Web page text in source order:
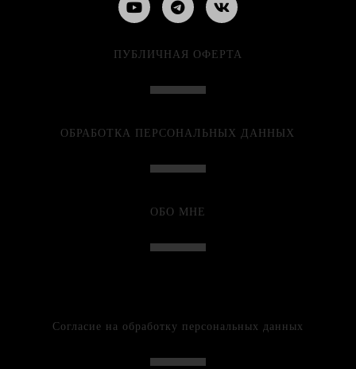
ПУБЛИЧНАЯ ОФЕРТА
ОБРАБОТКА ПЕРСОНАЛЬНЫХ ДАННЫХ
ОБО МНЕ
Согласие на обработку персональных данных